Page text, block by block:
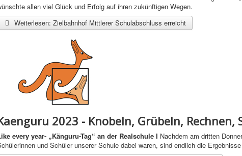
allen viel Glück und Erfolg auf ihren zukünftigen Wegen.
Weiterlesen: Zielbahnhof Mittlerer Schulabschluss erreicht
2023 - Knobeln, Grübeln, Rechnen,
every year- „Känguru-Tag“ an der Realschule I Nachdem am dritten
und Schüler unserer Schule dabei waren, sind endlich die